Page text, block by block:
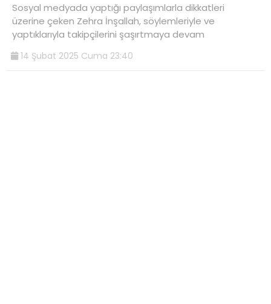
Sosyal medyada yaptığı paylaşımlarla dikkatleri
üzerine çeken Zehra İnşallah, söylemleriyle ve
yaptıklarıyla takipçilerini şaşırtmaya devam
14 Şubat 2025 Cuma 23:40